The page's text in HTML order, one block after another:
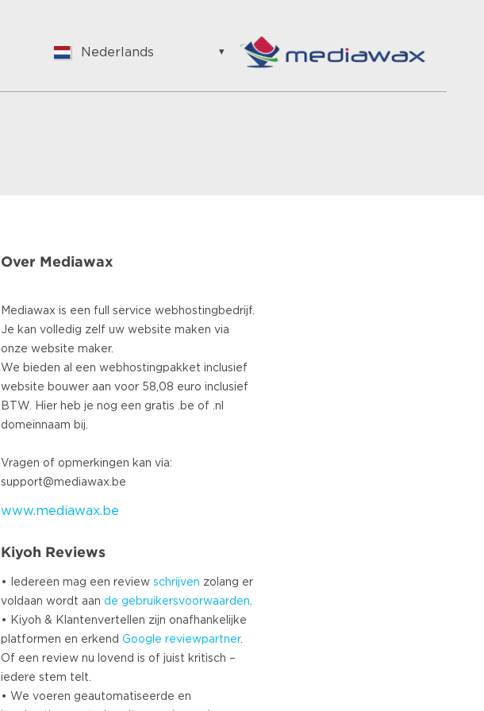
Nederlands
Nederlands
Croatian
Spanish
Italian
Portuguese
Turkish
Norwegian
Swedish
Danish
Polish
Chinese
Greek
Czech
Estonian
Lithuanian
Latvian
Slovak
Over Mediawax
Mediawax is een full service webhostingbedrijf.
Je kan volledig zelf uw website maken via
onze website maker.
We bieden al een webhostingpakket inclusief
website bouwer aan voor 58,08 euro inclusief
BTW. Hier heb je nog een gratis .be of .nl
domeinnaam bij.
Vragen of opmerkingen kan via:
support@mediawax.be
www.mediawax.be
Kiyoh Reviews
• Iedereen mag een review schrijven zolang er
voldaan wordt aan de gebruikersvoorwaarden.
• Kiyoh & Klantenvertellen zijn onafhankelijke
platformen en erkend Google reviewpartner.
Of een review nu lovend is of juist kritisch –
iedere stem telt.
• We voeren geautomatiseerde en